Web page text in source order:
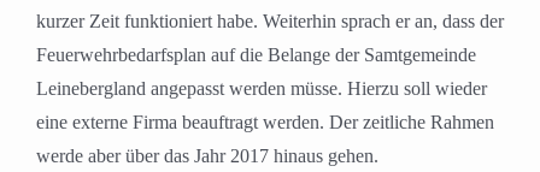
kurzer Zeit funktioniert habe. Weiterhin sprach er an, dass der
Feuerwehrbedarfsplan auf die Belange der Samtgemeinde
Leinebergland angepasst werden müsse. Hierzu soll wieder
eine externe Firma beauftragt werden. Der zeitliche Rahmen
werde aber über das Jahr 2017 hinaus gehen.